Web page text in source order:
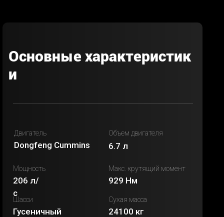
Основные характеристик
и
Двигатель
Сухая масса
24100 кг
Шасси
Гусеничный
Макс. крутящий момент
929 Нм
Мощность
206 л/
с
6.7 л
Dongfeng Cummins
Объем двигателя